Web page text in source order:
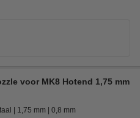
voor MK8 Hotend 1,75 mm
1,75 mm 0,8 mm